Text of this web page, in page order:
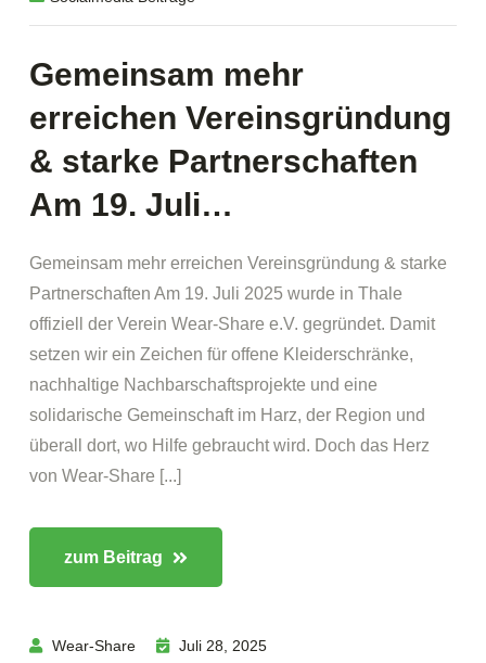
Gemeinsam mehr
erreichen Vereinsgründung
& starke Partnerschaften
Am 19. Juli…
Gemeinsam mehr erreichen Vereinsgründung & starke
Partnerschaften Am 19. Juli 2025 wurde in Thale
offiziell der Verein Wear-Share e.V. gegründet. Damit
setzen wir ein Zeichen für offene Kleiderschränke,
nachhaltige Nachbarschaftsprojekte und eine
solidarische Gemeinschaft im Harz, der Region und
überall dort, wo Hilfe gebraucht wird. Doch das Herz
von Wear-Share [...]
zum Beitrag
Wear-Share
Juli 28, 2025